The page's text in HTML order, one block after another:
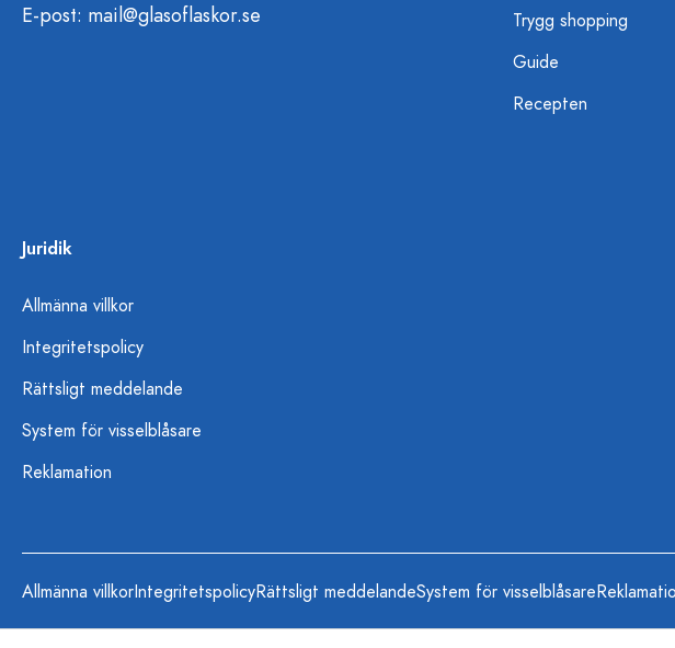
E-post: mail@glasoflaskor.se
Trygg shopping
Guide
Recepten
Juridik
Allmänna villkor
Integritetspolicy
Rättsligt meddelande
System för visselblåsare
Reklamation
Allmänna villkorIntegritetspolicyRättsligt meddelandeSystem för visselblåsare